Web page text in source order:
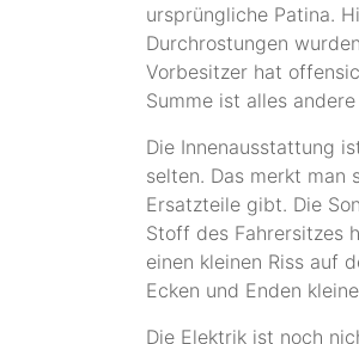
ursprüngliche Patina.
Durchrostungen
Vorbesitzer hat
Summe ist alles
Die Innenausstattung
selten. Das merkt man
Ersatzteile gibt. Die
Stoff des Fahrersitzes
einen kleinen Riss auf
Ecken und Enden
Die Elektrik ist noch